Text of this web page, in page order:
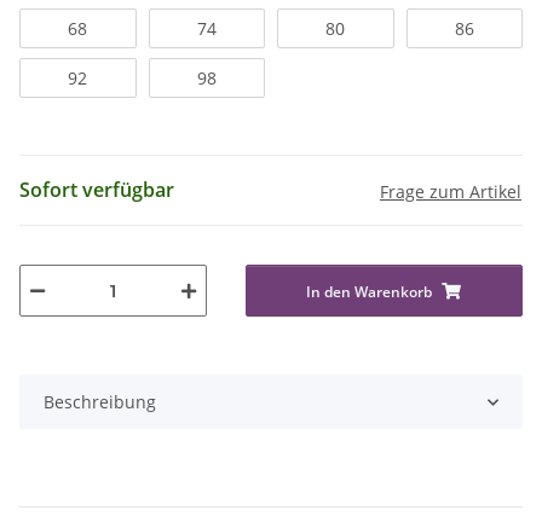
68 74 80 86
92 98
Sofort verfügbar Frage zum Artikel
In den Warenkorb
Beschreibung